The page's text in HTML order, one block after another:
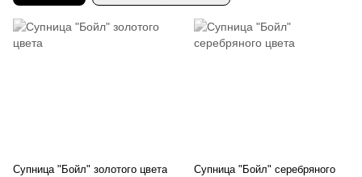
Супница "Бойл" золотого цвета
Супница "Бойл" серебряного